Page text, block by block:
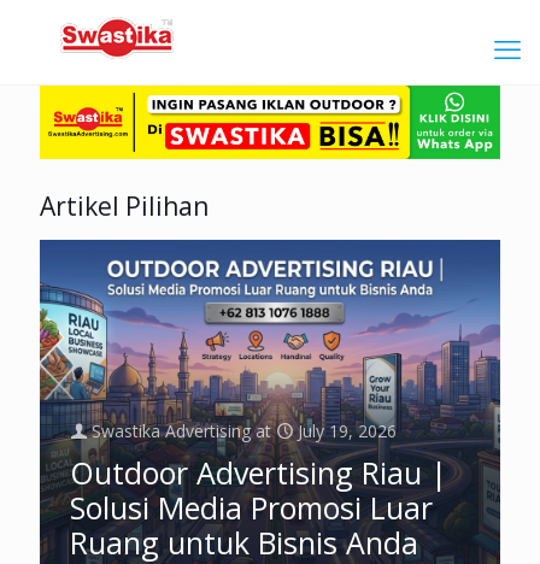
Artikel Pilihan
Swastika Advertising at July 19, 2026
Outdoor Advertising Riau |
Solusi Media Promosi Luar
Ruang untuk Bisnis Anda